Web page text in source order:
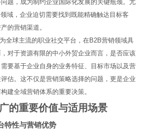
题，成为制约企业国际化发展的关键瓶颈。尤
域，企业迫切需要找到既能精确触达目标客
的营销渠道。
全球主流的职业社交平台，在B2B营销领域具
对于资源有限的中小外贸企业而言，是否应该
要基于企业自身的业务特征、目标市场以及营
估。这不仅是营销策略选择的问题，更是企业
建全域营销体系的重要决策。
的重要价值与适用场景
特性与营销优势